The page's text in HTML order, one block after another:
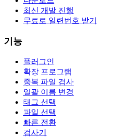
최신 개발 진행
무료로 일련번호 받기
기능
플러그인
확장 프로그램
중복 파일 검사
일괄 이름 변경
태그 선택
파일 선택
빠른 전환
검사기